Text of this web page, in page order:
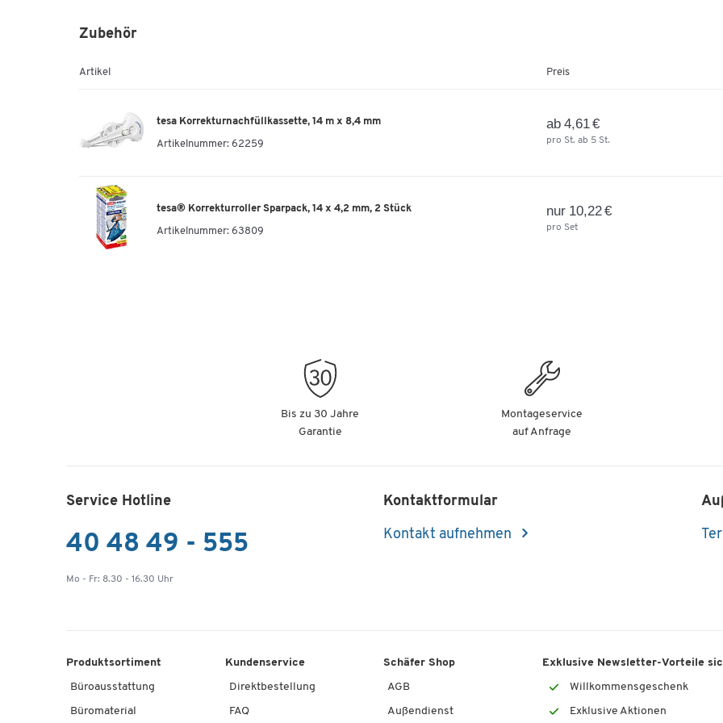
Zubehör
Artikel Preis
tesa Korrekturnachfüllkassette, 14 m x 8,4 mm
Artikelnummer: 62259
ab 4,61 €
pro St. ab 5 St.
tesa® Korrekturroller Sparpack, 14 x 4,2 mm, 2 Stück
Artikelnummer: 63809
nur 10,22 €
pro Set
Bis zu 30 Jahre
Garantie
Montageservice
auf Anfrage
Service Hotline
40 48 49 - 555
Mo - Fr: 8.30 - 16.30 Uhr
Kontaktformular
Kontakt aufnehmen
Produktsortiment
Büroausstattung
Büromaterial
Kundenservice
Direktbestellung
FAQ
Schäfer Shop
AGB
Außendienst
Exklusive Newsletter-Vorteile
Willkommensgeschenk
Exklusive Aktionen